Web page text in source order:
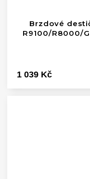
Brzdové
R9100/R8000/
1 039 Kč